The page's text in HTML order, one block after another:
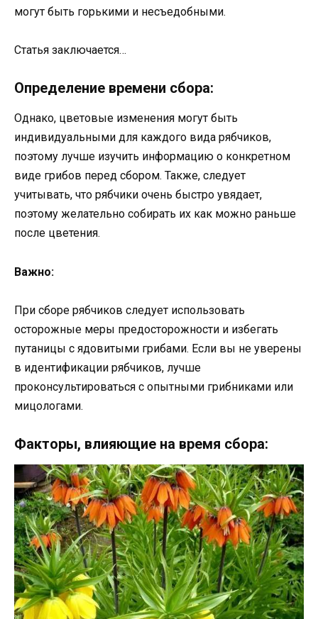
могут быть горькими и несъедобными.
Статья заключается…
Определение времени сбора:
Однако, цветовые изменения могут быть
индивидуальными для каждого вида рябчиков,
поэтому лучше изучить информацию о конкретном
виде грибов перед сбором. Также, следует
учитывать, что рябчики очень быстро увядает,
поэтому желательно собирать их как можно раньше
после цветения.
Важно:
При сборе рябчиков следует использовать
осторожные меры предосторожности и избегать
путаницы с ядовитыми грибами. Если вы не уверены
в идентификации рябчиков, лучше
проконсультироваться с опытными грибниками или
мицологами.
Факторы, влияющие на время сбора: